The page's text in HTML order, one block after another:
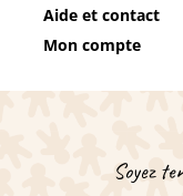
Aide et contact
Mon compte
Soyez